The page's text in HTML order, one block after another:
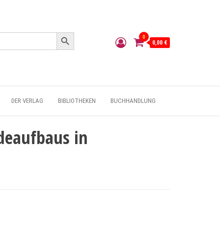
Search Button
0
0,00 €
DER VERLAG BIBLIOTHEKEN BUCHHANDLUNG
in